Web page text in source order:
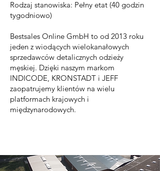
Rodzaj stanowiska: Pełny etat (40 godzin
tygodniowo)
Bestsales Online GmbH to od 2013 roku
jeden z wiodących wielokanałowych
sprzedawców detalicznych odzieży
męskiej. Dzięki naszym markom
INDICODE, KRONSTADT i JEFF
zaopatrujemy klientów na wielu
platformach krajowych i
międzynarodowych.